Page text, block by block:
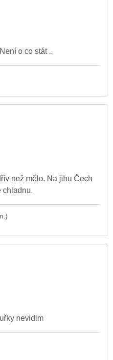
o co stát ..
než mělo. Na jihu Čech
chladnu.
nevidim